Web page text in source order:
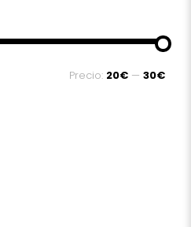
Precio: 20€ — 30€